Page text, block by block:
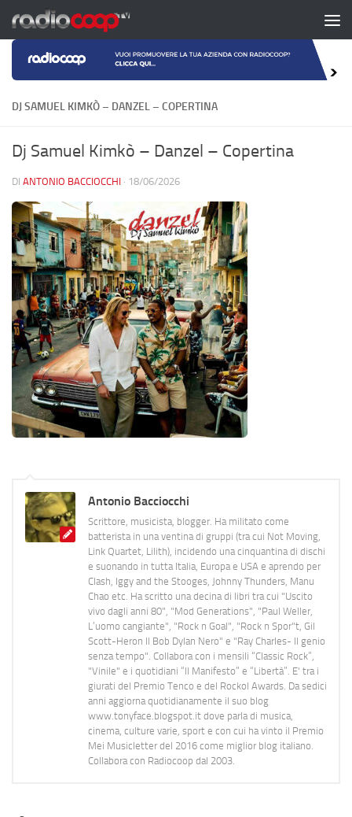
Salta al contenuto
DJ SAMUEL KIMKÒ – DANZEL – COPERTINA
Dj Samuel Kimkò – Danzel – Copertina
DI ANTONIO BACCIOCCHI · 18/06/2026
Antonio Bacciocchi
Scrittore, musicista, blogger. Ha militato come
batterista in una ventina di gruppi (tra cui Not Moving,
Link Quartet, Lilith), incidendo una cinquantina di dischi
e suonando in tutta Italia, Europa e USA e aprendo per
Clash, Iggy and the Stooges, Johnny Thunders, Manu
Chao etc. Ha scritto una decina di libri tra cui "Uscito
vivo dagli anni 80", "Mod Generations", "Paul Weller,
L’uomo cangiante", "Rock n Goal", "Rock n Spor"t, Gil
Scott-Heron Il Bob Dylan Nero" e "Ray Charles- Il genio
senza tempo". Collabora con i mensili “Classic Rock”,
"Vinile" e i quotidiani “Il Manifesto” e “Libertà”. E' tra i
giurati del Premio Tenco e del Rockol Awards. Da sedici
anni aggiorna quotidianamente il suo blog
www.tonyface.blogspot.it dove parla di musica,
cinema, culture varie, sport e con cui ha vinto il Premio
Mei Musicletter del 2016 come miglior blog italiano.
Collabora con Radiocoop dal 2003.